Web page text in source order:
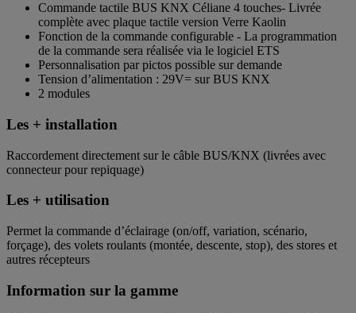
Commande tactile BUS KNX Céliane 4 touches- Livrée
complète avec plaque tactile version Verre Kaolin
Fonction de la commande configurable - La programmation
de la commande sera réalisée via le logiciel ETS
Personnalisation par pictos possible sur demande
Tension d’alimentation : 29V= sur BUS KNX
2 modules
Les + installation
Raccordement directement sur le câble BUS/KNX (livrées avec
connecteur pour repiquage)
Les + utilisation
Permet la commande d’éclairage (on/off, variation, scénario,
forçage), des volets roulants (montée, descente, stop), des stores et
autres récepteurs
Information sur la gamme